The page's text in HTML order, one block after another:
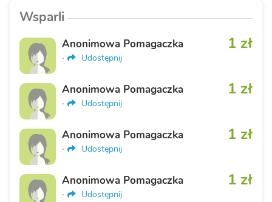
Wsparli
1 zł
Anonimowa Pomagaczka
· Udostępnij
1 zł
Anonimowa Pomagaczka
· Udostępnij
1 zł
Anonimowa Pomagaczka
· Udostępnij
1 zł
Anonimowa Pomagaczka
· Udostępnij